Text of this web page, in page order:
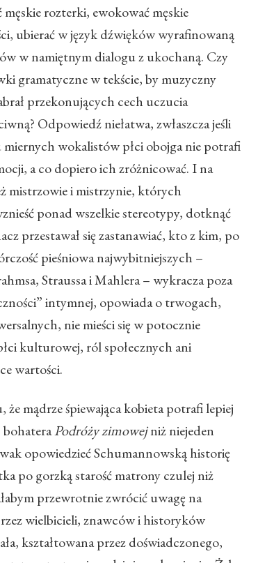
męskie rozterki, ewokować męskie
ubierać w język dźwięków wyrafinowaną
w namiętnym dialogu z ukochaną. Czy
gramatyczne w tekście, by muzyczny
przekonujących cech uczucia
Odpowiedź niełatwa, zwłaszcza jeśli
wokalistów płci obojga nie potrafi
a co dopiero ich zróżnicować. I na
mistrzowie i mistrzynie, których
ponad wszelkie stereotypy, dotknąć
przestawał się zastanawiać, kto z kim, po
pieśniowa najwybitniejszych –
Straussa i Mahlera – wykracza poza
intymnej, opowiada o trwogach,
nie mieści się w potocznie
kulturowej, ról społecznych ani
wartości.
mądrze śpiewająca kobieta potrafi lepiej
Podróży zimowejniż niejeden
opowiedzieć Schumannowską historię
po gorzką starość matrony czulej niż
przewrotnie zwrócić uwagę na
wielbicieli, znawców i historyków
kształtowana przez doświadczonego,